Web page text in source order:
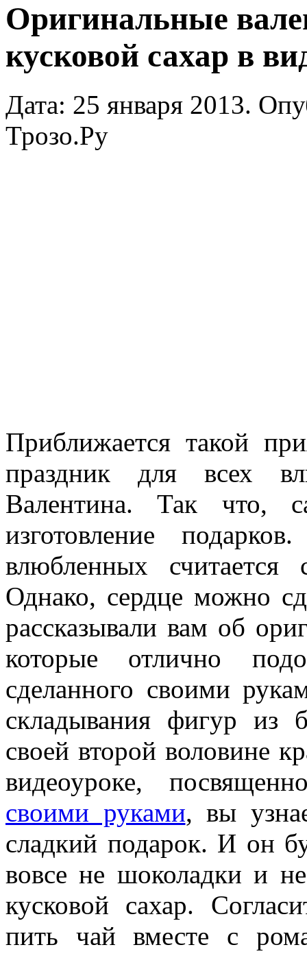
Оригинальные
кусковой сахар в
Дата: 25 января 2013.
Трозо.Ру
Приближается такой
праздник для всех
Валентина. Так что,
изготовление
влюбленных
Однако, сердце можно
рассказывали вам об
которые отлично
сделанного своими
складывания фигур из
своей второй воловине
видеоуроке,
своими руками, вы
сладкий подарок. И он
вовсе не шоколадки и
кусковой сахар.
пить чай вместе с